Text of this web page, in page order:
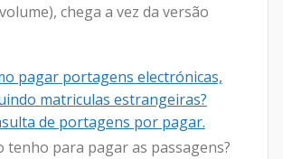
chega a vez da versão
pagar portagens electrónicas,
matriculas estrangeiras?
de portagens por pagar.
tenho para pagar as passagens?